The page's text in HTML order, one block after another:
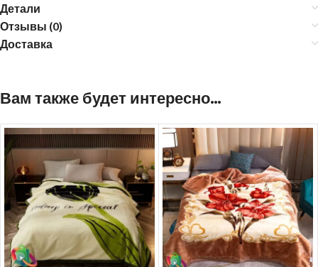
Детали
Отзывы (0)
Доставка
Вам также будет интересно…